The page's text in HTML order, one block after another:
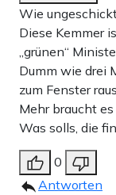
Wie ungeschickt
Diese Kemmer
„grünen“
Dumm wie drei
zum Fenster
Mehr braucht
Was solls, die
0
Antworten